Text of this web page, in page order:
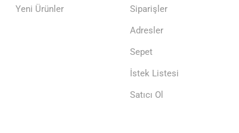
Yeni Ürünler
Siparişler
Adresler
Sepet
İstek Listesi
Satıcı Ol